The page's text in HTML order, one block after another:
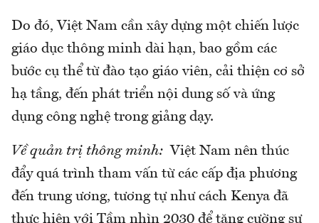
Do đó, Việt Nam cần xây dựng một chiến lược
giáo dục thông minh dài hạn, bao gồm các
bước cụ thể từ đào tạo giáo viên, cải thiện cơ sở
hạ tầng, đến phát triển nội dung số và ứng
dụng công nghệ trong giảng dạy.
Về quản trị thông minh: Việt Nam nên thúc
đẩy quá trình tham vấn từ các cấp địa phương
đến trung ương, tương tự như cách Kenya đã
thực hiện với Tầm nhìn 2030 để tăng cường sự